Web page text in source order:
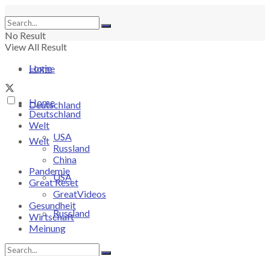
No Result
View All Result
Login
Home
Deutschland
Welt
USA
Russland
Home
Deutschland
Welt
USA
Russland
China
Pandemie
Great Reset
GreatVideos
Gesundheit
Wirtschaft
Meinung